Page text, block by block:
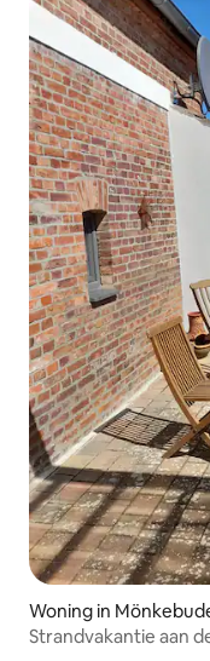
Woning in
Strandvakantie aan